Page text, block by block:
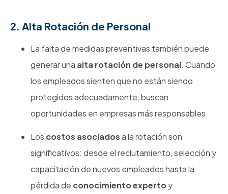
2. Alta Rotación de Personal
La falta de medidas preventivas también puede
generar una alta rotación de personal. Cuando
los empleados sienten que no están siendo
protegidos adecuadamente, buscan
oportunidades en empresas más responsables.
Los costos asociadosa la rotación son
significativos: desde el reclutamiento, selección y
capacitación de nuevos empleados hasta la
pérdida de conocimiento expertoy